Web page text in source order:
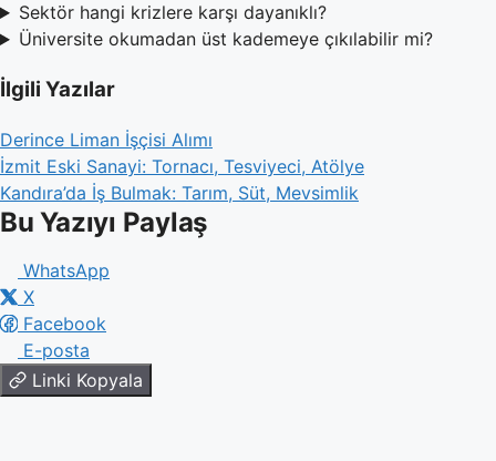
Sektör hangi krizlere karşı dayanıklı?
Üniversite okumadan üst kademeye çıkılabilir mi?
İlgili Yazılar
Derince Liman İşçisi Alımı
İzmit Eski Sanayi: Tornacı, Tesviyeci, Atölye
Kandıra’da İş Bulmak: Tarım, Süt, Mevsimlik
Bu Yazıyı Paylaş
WhatsApp
X
Facebook
E-posta
Linki Kopyala